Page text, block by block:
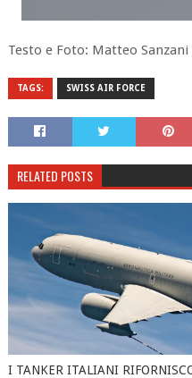
Testo e Foto: Matteo Sanzani
TAGS: SWISS AIR FORCE
RELATED POSTS
I TANKER ITALIANI